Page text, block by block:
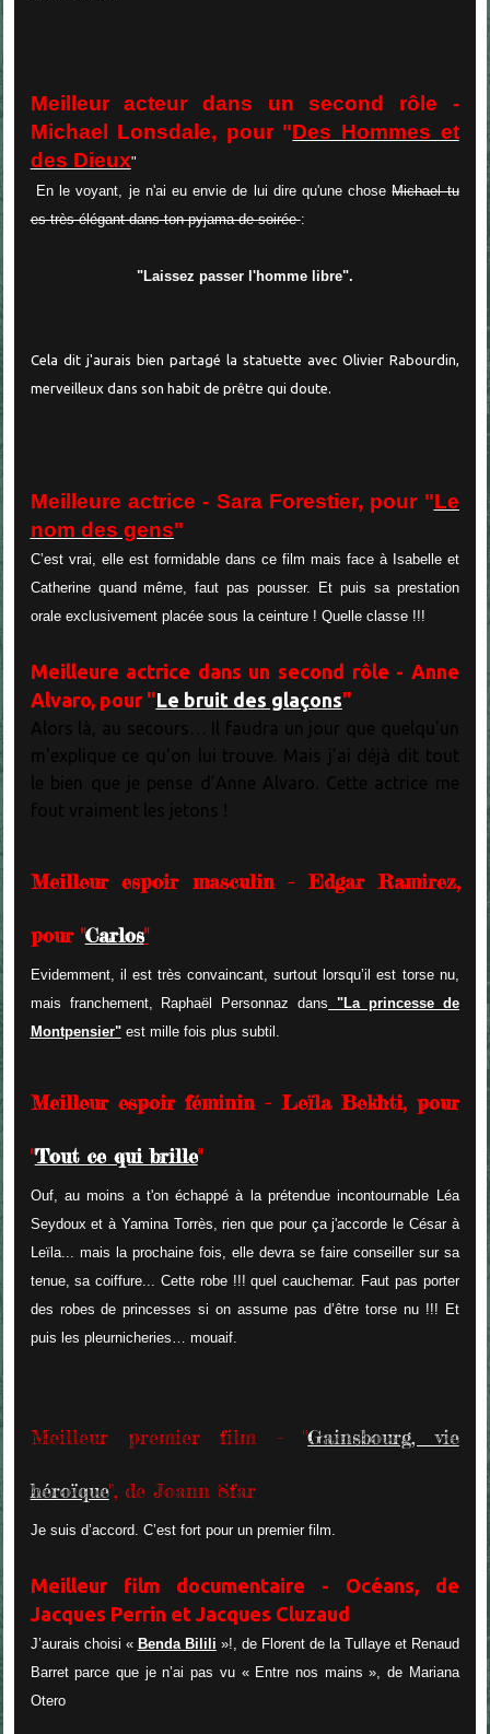
Meilleur acteur dans un second rôle -
Michael Lonsdale, pour "Des Hommes et
des Dieux"
En le voyant, je n'ai eu envie de lui dire qu'une choseMichael tu
es très élégant dans ton pyjama de soirée:
"Laissez passer l'homme libre".
Cela dit j'aurais bien partagé la statuette avec Olivier Rabourdin,
merveilleux dans son habit de prêtre qui doute.
Meilleure actrice - Sara Forestier, pour "Le
nom des gens"
C’est vrai, elle est formidable dans ce film mais face à Isabelle et
Catherine quand même, faut pas pousser. Et puis sa prestation
orale exclusivement placée sous la ceinture ! Quelle classe !!!
Meilleure actrice dans un second rôle - Anne
Alvaro, pour "Le bruit des glaçons"
Meilleur espoir masculin - Edgar Ramirez,
pour "Carlos"
Evidemment, il est très convaincant, surtout lorsqu’il est torse nu,
mais franchement, Raphaël Personnaz dans "La princesse de
Montpensier"est mille fois plus subtil.
Meilleur espoir féminin - Leïla Bekhti, pour
"Tout ce qui brille"
Ouf, au moins a t'on échappé à la prétendue incontournable Léa
Seydoux et à Yamina Torrès, rien que pour ça j'accorde le César à
Leïla... mais la prochaine fois, elle devra se faire conseiller sur sa
tenue, sa coiffure... Cette robe !!! quel cauchemar. Faut pas porter
des robes de princesses si on assume pas d’être torse nu !!! Et
puis les pleurnicheries… mouaif.
Meilleur premier film - "Gainsbourg, vie
héroïque", de Joann Sfar
Je suis d’accord. C’est fort pour un premier film.
Meilleur film documentaire - Océans, de
Jacques Perrin et Jacques Cluzaud
J’aurais choisi « Benda Bilili »!, de Florent de la Tullaye et Renaud
Barret parce que je n’ai pas vu « Entre nos mains », de Mariana
Otero